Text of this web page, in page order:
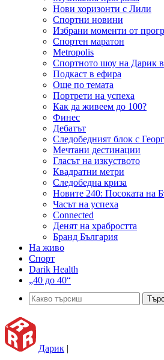
Нови хоризонти с Лили
Спортни новини
Избрани моменти от
Спортен маратон
Metropolis
Спортното шоу на Дарик
Подкаст в ефира
Още по темата
Портрети на успеха
Как да живеем до 100?
Финес
Дебатът
Следобедният блок с
Мечтани дестинации
Гласът на изкуството
Квадратни метри
Следобедна криза
Новите 240: Посоката на
Часът на успеха
Connected
Денят на храбростта
Бранд България
На живо
Спорт
Darik Health
„40 до 40“
Дарик |